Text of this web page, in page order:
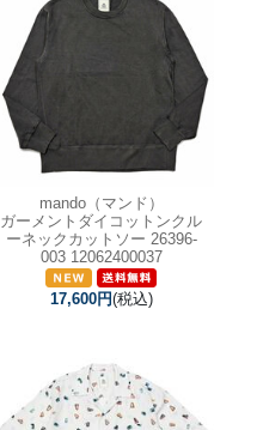
mando（マンド）
ガーメントダイコットンクル
ーネックカットソー 26396-
003 12062400037
17,600円(税込)